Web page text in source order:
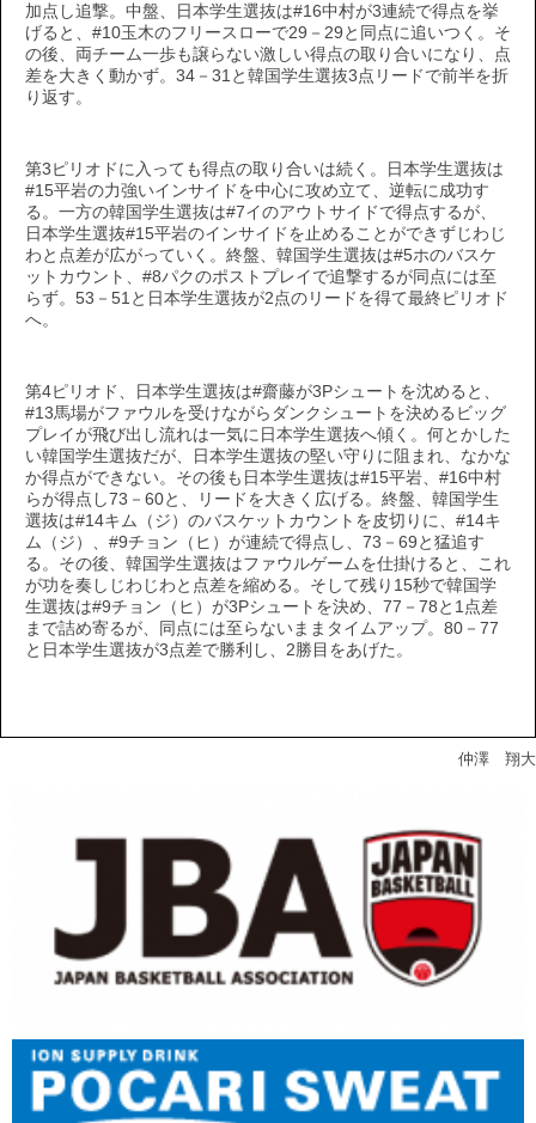
加点し追撃。中盤、日本学生選抜は#16中村が3連続で得点を挙
げると、#10玉木のフリースローで29－29と同点に追いつく。そ
の後、両チーム一歩も譲らない激しい得点の取り合いになり、点
差を大きく動かず。34－31と韓国学生選抜3点リードで前半を折
り返す。
第3ピリオドに入っても得点の取り合いは続く。日本学生選抜は
#15平岩の力強いインサイドを中心に攻め立て、逆転に成功す
る。一方の韓国学生選抜は#7イのアウトサイドで得点するが、
日本学生選抜#15平岩のインサイドを止めることができずじわじ
わと点差が広がっていく。終盤、韓国学生選抜は#5ホのバスケ
ットカウント、#8パクのポストプレイで追撃するが同点には至
らず。53－51と日本学生選抜が2点のリードを得て最終ピリオド
へ。
第4ピリオド、日本学生選抜は#齋藤が3Pシュートを沈めると、
#13馬場がファウルを受けながらダンクシュートを決めるビッグ
プレイが飛び出し流れは一気に日本学生選抜へ傾く。何とかした
い韓国学生選抜だが、日本学生選抜の堅い守りに阻まれ、なかな
か得点ができない。その後も日本学生選抜は#15平岩、#16中村
らが得点し73－60と、リードを大きく広げる。終盤、韓国学生
選抜は#14キム（ジ）のバスケットカウントを皮切りに、#14キ
ム（ジ）、#9チョン（ヒ）が連続で得点し、73－69と猛追す
る。その後、韓国学生選抜はファウルゲームを仕掛けると、これ
が功を奏しじわじわと点差を縮める。そして残り15秒で韓国学
生選抜は#9チョン（ヒ）が3Pシュートを決め、77－78と1点差
まで詰め寄るが、同点には至らないままタイムアップ。80－77
と日本学生選抜が3点差で勝利し、2勝目をあげた。
仲澤 翔大